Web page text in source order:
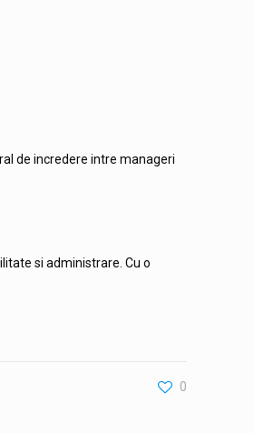
de incredere intre manageri
si administrare. Cu o
0